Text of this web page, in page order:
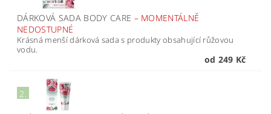
DÁRKOVÁ SADA BODY CARE – MOMENTÁLNĚ
NEDOSTUPNÉ
Krásná menší dárková sada s produkty obsahující růžovou
vodu.
od 249 Kč
2.